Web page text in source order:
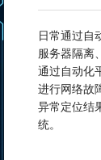
日常通过自
服务器隔离
通过自动化
进行网络故
异常定位结
统。